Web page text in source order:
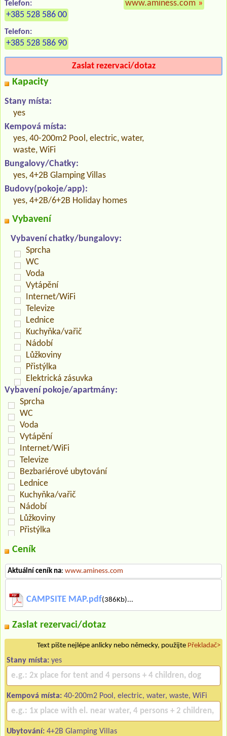
Telefon:
+385 528 586 00
Telefon:
+385 528 586 90
www.aminess.com »
Zaslat rezervaci/dotaz
Kapacity
Stany místa:
yes
Kempová místa:
yes, 40-200m2 Pool, electric, water,
waste, WiFi
Bungalovy/Chatky:
yes, 4+2B Glamping Villas
Budovy(pokoje/app):
yes, 4+2B/6+2B Holiday homes
Vybavení
Vybavení chatky/bungalovy:
Sprcha
WC
Voda
Vytápění
Internet/WiFi
Televize
Lednice
Kuchyňka/vařič
Nádobí
Lůžkoviny
Přistýlka
Elektrická zásuvka
Vybavení pokoje/apartmány:
Sprcha
WC
Voda
Vytápění
Internet/WiFi
Televize
Bezbariérové ubytování
Lednice
Kuchyňka/vařič
Nádobí
Lůžkoviny
Přistýlka
Ceník
Aktuální ceník na: www.aminess.com
CAMPSITE MAP.pdf(386Kb)...
Zaslat rezervaci/dotaz
Text pište nejlépe anlicky nebo německy, použijte Překladač>
Stany místa: yes
Kempová místa: 40-200m2 Pool, electric, water, waste, WiFi
Ubytování: 4+2B Glamping Villas